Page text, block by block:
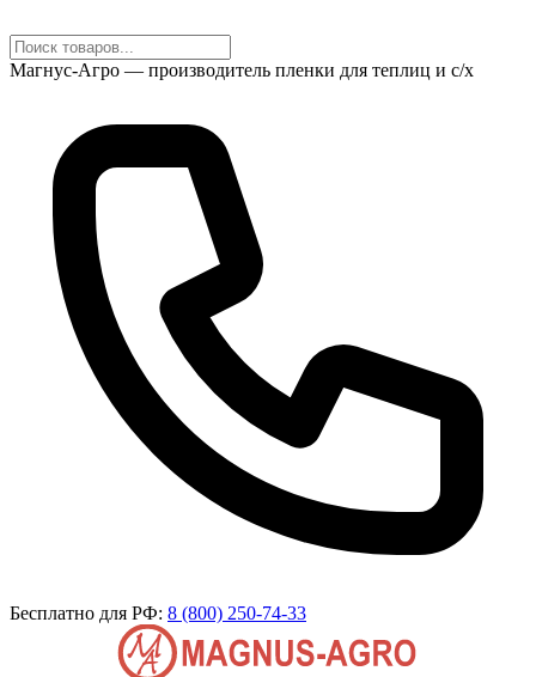
Магнус-Агро — производитель пленки для теплиц и с/х
Бесплатно для РФ: 8 (800) 250-74-33